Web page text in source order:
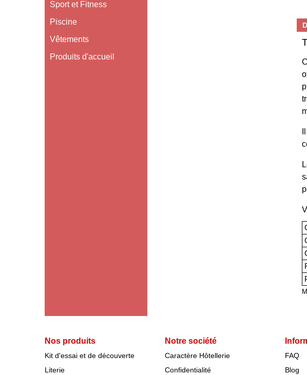
Sport et Fitness
Piscine
Vêtements
Produits d'accueil
Nos produits
Kit d'essai et de découverte
Literie
Notre société
Caractère Hôtellerie
Confidentialité
FAQ
Blog